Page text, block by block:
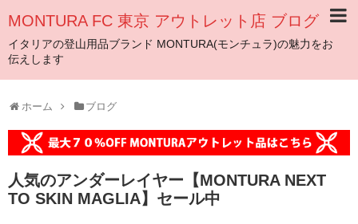
MONTURA FC 東京 アウトレット店 ブログ
イタリアの登山用品ブランド MONTURA(モンチュラ)の魅力をお
伝えします
ホーム ブログ
人気のアンダーレイヤー【MONTURA NEXT
TO SKIN MAGLIA】セール中